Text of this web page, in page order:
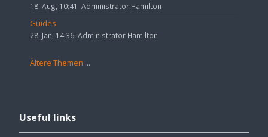
18. Aug, 10:41 Administrator Hamilton
28. Jan, 14:36 Administrator Hamilton
Guides
Ältere Themen ...
links
Useful links